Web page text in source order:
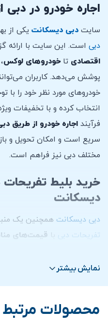
اجاره خودرو در
سایت دبی دیسکانت یکی از
دبی است. این سایت با ارائه
اقتصادی تاخودروهای لوکس
پوشش می‌دهد. کاربران
خودروهای مورد نظر خود را با
انتخاب کرده و با تخفیفات
فرآیند اجاره خودرو از طریق
سریع است و امکان تحویل و
مختلف دبی نیز فراهم است.
خرید بلیط تفریحات
دیسکانت
دبی دیسکانت همچنین یک
تفریحات دبی با قیمت‌های
بازدید از برج خلیفه
از تجربه‌ای بدون دغدغه و
نمایش بیشتر
محصولات مرتبط